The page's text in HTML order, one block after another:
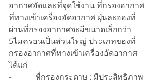
อากาศอัดและที่จุดใช้งาน ที่กรองอากาศ
ที่ทางเข้าเครื่องอัดอากาศ ฝุ่นละอองที่
ผ่านที่กรองอากาศจะมีขนาดเล็กกว่า
5ไมครอนเป็นส่วนใหญ่ ประเภทของที่
กรองอากาศที่ทางเข้าเครื่องอัดอากาศ
ได้แก่
-            ที่กรองกระดาษ : มีประสิทธิภาพ